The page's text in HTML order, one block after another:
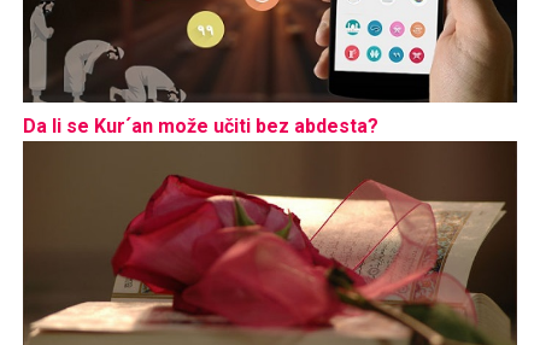
Da li se Kur´an može učiti bez abdesta?